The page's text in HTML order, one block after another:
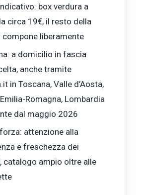
box verdura a
circa 19€, il resto della
compone liberamente
a domicilio in fascia
anche tramite
in Toscana, Valle d’Aosta,
Romagna, Lombardia
dal maggio 2026
attenzione alla
e freschezza dei
catalogo ampio oltre alle